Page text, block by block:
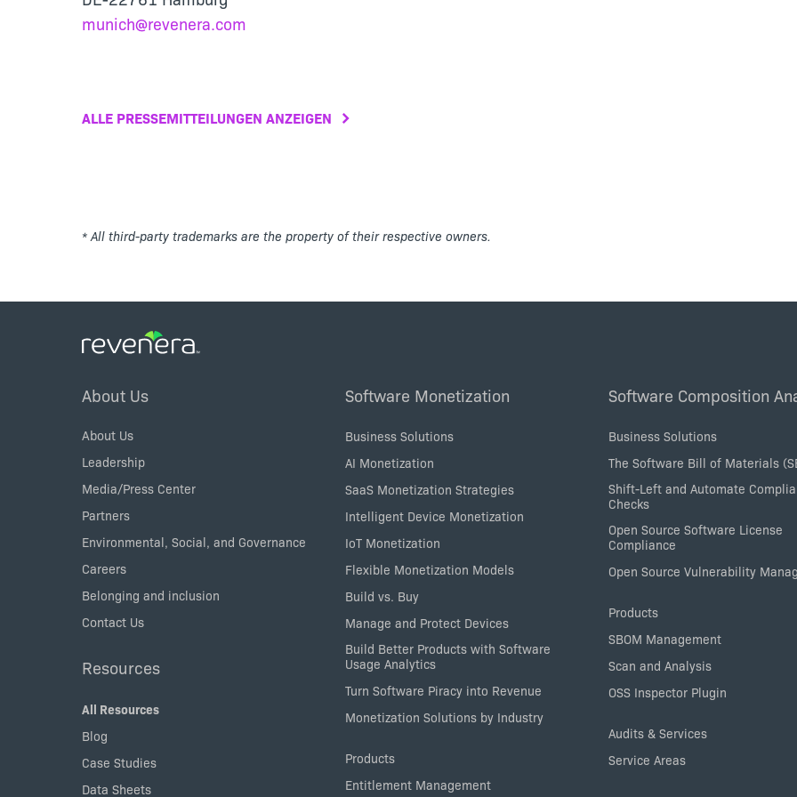
munich@revenera.com
ALLE PRESSEMITTEILUNGEN ANZEIGEN
* All third-party trademarks are the property of their respective owners.
Footer
About Us
About Us
Leadership
Media/Press Center
Partners
Environmental, Social, and Governance
Careers
Belonging and inclusion
Contact Us
Resources
All Resources
Blog
Case Studies
Data Sheets
Software Monetization
Business Solutions
AI Monetization
SaaS Monetization Strategies
Intelligent Device Monetization
IoT Monetization
Flexible Monetization Models
Build vs. Buy
Manage and Protect Devices
Build Better Products with Software
Usage Analytics
Turn Software Piracy into Revenue
Monetization Solutions by Industry
Products
Entitlement Management
Software Composition
Business Solutions
The Software Bill of Materials
Shift-Left and Automate
Checks
Open Source Software License
Compliance
Open Source Vulnerability
Products
SBOM Management
Scan and Analysis
OSS Inspector Plugin
Audits & Services
Service Areas